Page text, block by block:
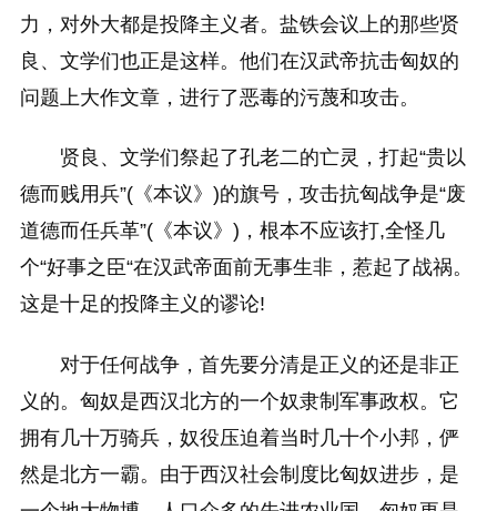
力，对外大都是投降主义者。盐铁会议上的那些贤
良、文学们也正是这样。他们在汉武帝抗击匈奴的
问题上大作文章，进行了恶毒的污蔑和攻击。
贤良、文学们祭起了孔老二的亡灵，打起“贵以
德而贱用兵”(《本议》)的旗号，攻击抗匈战争是“废
道德而任兵革”(《本议》)，根本不应该打,全怪几
个“好事之臣“在汉武帝面前无事生非，惹起了战祸。
这是十足的投降主义的谬论!
对于任何战争，首先要分清是正义的还是非正
义的。匈奴是西汉北方的一个奴隶制军事政权。它
拥有几十万骑兵，奴役压迫着当时几十个小邦，俨
然是北方一霸。由于西汉社会制度比匈奴进步，是